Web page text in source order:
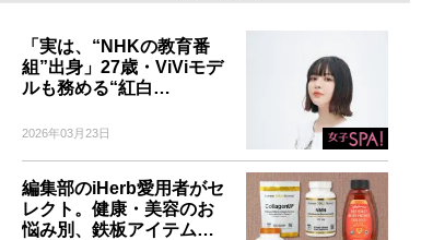
「実は、“NHKの教育番
組”出身」27歳・ViViモデ
ルも務める“紅白…
2026年03月23日
編集部のiHerb愛用者がセ
レクト。健康・美容のお
悩み別、鉄板アイテム…